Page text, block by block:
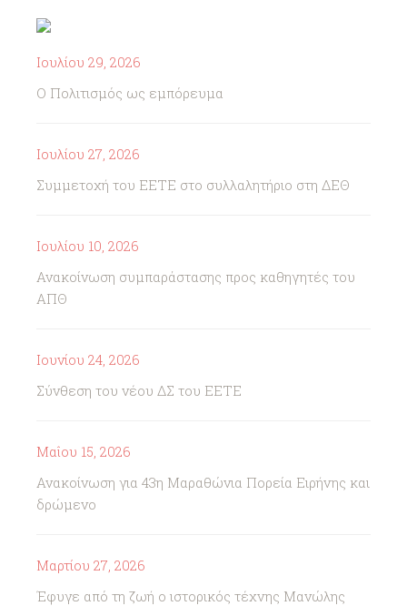
Ιουλίου 29, 2026
Ο Πολιτισμός ως εμπόρευμα
Ιουλίου 27, 2026
Συμμετοχή του ΕΕΤΕ στο συλλαλητήριο στη ΔΕΘ
Ιουλίου 10, 2026
Ανακοίνωση συμπαράστασης προς καθηγητές του
ΑΠΘ
Ιουνίου 24, 2026
Σύνθεση του νέου ΔΣ του ΕΕΤΕ
Μαΐου 15, 2026
Ανακοίνωση για 43η Μαραθώνια Πορεία Ειρήνης και
δρώμενο
Μαρτίου 27, 2026
Έφυγε από τη ζωή ο ιστορικός τέχνης Μανώλης